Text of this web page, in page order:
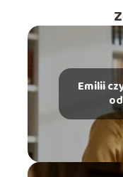
Emilii